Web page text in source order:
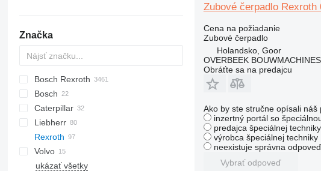
Značka
AS
AZ
1604
D-series
Bosch Rexroth
Bosch
445
450
CX
Caterpillar
907
988
D series
ATF
AT
EX
ZW
ZX
HL-series
406
427
525
GD
PC
WA
KMK
Liebherr
A-series
L-series
LH
E-series
H-series
R-series
MRT
MT
12
LB
W-series
L-series
RH
Chieftain
Rexroth
HML
SKL
A-series
AC
Volvo
A-series
6503
WG
V-series
ukázať všetky
Zubové čerpadlo Rexroth
Cena na požiadanie
Zubové čerpadlo
Holandsko, Goor
OVERBEEK BOUWMACHINES
Obráťte sa na predajcu
Ako by ste stručne opísali náš
inzertný portál so
predajca špeciálnej techniky
výrobca špeciálnej techniky
neexistuje správna odpoveď
Vybrať odpoveď